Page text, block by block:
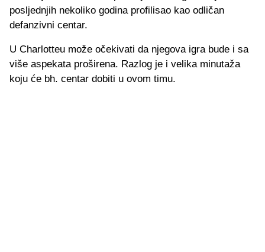
posljednjih nekoliko godina profilisao kao odličan
defanzivni centar.
U Charlotteu može očekivati da njegova igra bude i sa
više aspekata proširena. Razlog je i velika minutaža
koju će bh. centar dobiti u ovom timu.